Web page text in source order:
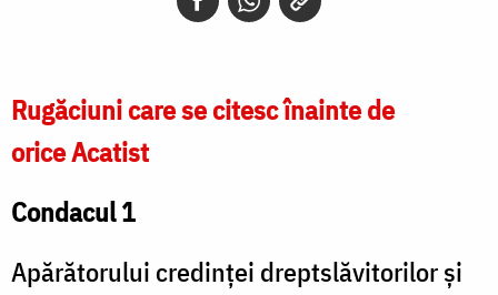
Rugăciuni care se citesc înainte de
orice Acatist
Condacul 1
Apărătorului credinței dreptslăvitorilor și